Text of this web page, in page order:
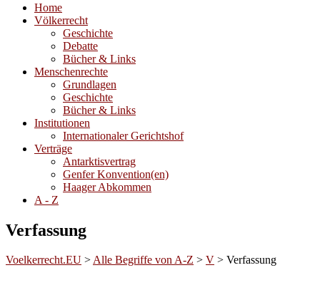
Home
Völkerrecht
Geschichte
Debatte
Bücher & Links
Menschenrechte
Grundlagen
Geschichte
Bücher & Links
Institutionen
Internationaler Gerichtshof
Verträge
Antarktisvertrag
Genfer Konvention(en)
Haager Abkommen
A - Z
Verfassung
Voelkerrecht.EU >Alle Begriffe von A-Z > V > Verfassung